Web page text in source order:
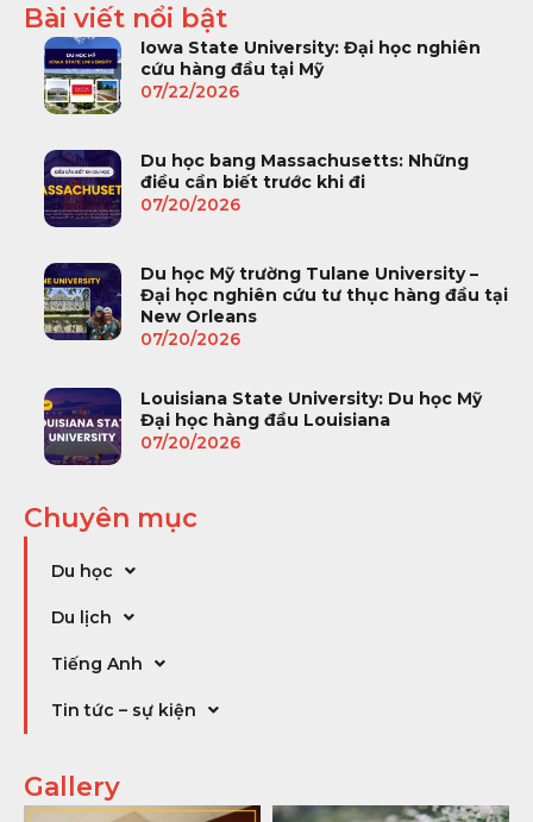
Bài viết nổi bật
Iowa State University: Đại học nghiên
cứu hàng đầu tại Mỹ
07/22/2026
Du học bang Massachusetts: Những
điều cần biết trước khi đi
07/20/2026
Du học Mỹ trường Tulane University –
Đại học nghiên cứu tư thục hàng đầu tại
New Orleans
07/20/2026
Louisiana State University: Du học Mỹ
Đại học hàng đầu Louisiana
07/20/2026
Chuyên mục
Du học
Du lịch
Tiếng Anh
Tin tức – sự kiện
Gallery